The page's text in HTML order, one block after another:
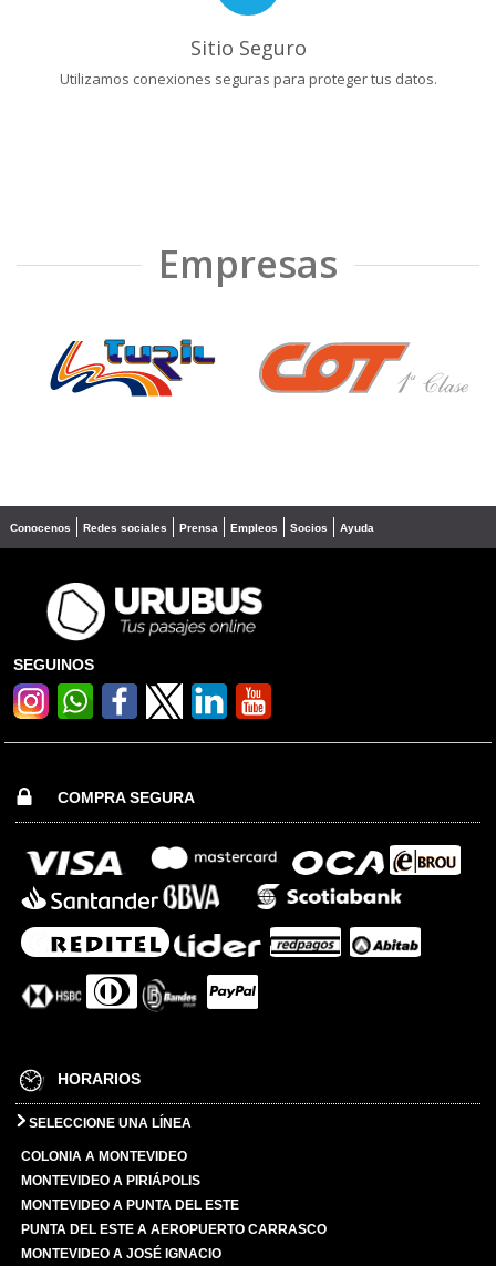
Sitio Seguro
Utilizamos conexiones seguras para proteger tus datos.
Empresas
❮ ❯
Conocenos Redes sociales Prensa Empleos Socios Ayuda
SEGUINOS
COMPRA SEGURA
HORARIOS
SELECCIONE UNA LÍNEA
COLONIA A MONTEVIDEO
MONTEVIDEO A PIRIÁPOLIS
MONTEVIDEO A PUNTA DEL ESTE
PUNTA DEL ESTE A AEROPUERTO CARRASCO
MONTEVIDEO A JOSÉ IGNACIO